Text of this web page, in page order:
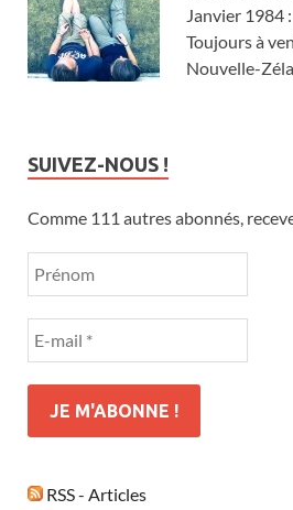
Janvier 1984
Toujours à
Nouvelle-
SUIVEZ-NOUS !
Comme 111 autres abonnés,
RSS - Articles